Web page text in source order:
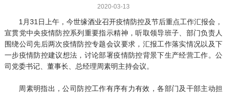
2020-03-13
1月31日上午，今世缘酒业召开疫情防控及节后重点工作汇报会，
宣贯党中央疫情防控系列重要指示精神，听取领导班子、部门负责人
围绕公司先后两次疫情防控专题会议要求，汇报工作落实情况以及下
一步疫情防控建议想法，讨论部署疫情防控背景下生产经营工作。公
司党委书记、董事长、总经理周素明主持会议。
周素明指出，公司防控工作有序有力有效，各部门及干部主动担